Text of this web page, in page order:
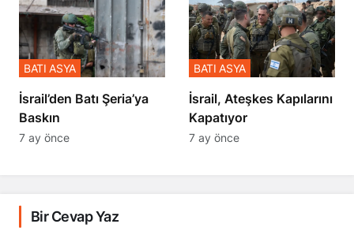
​​​​​​​İsrail’den Batı Şeria’ya
Baskın
BATI ASYA
7 ay önce
İsrail, Ateşkes Kapılarını
Kapatıyor
BATI ASYA
7 ay önce
Bir Cevap Yaz